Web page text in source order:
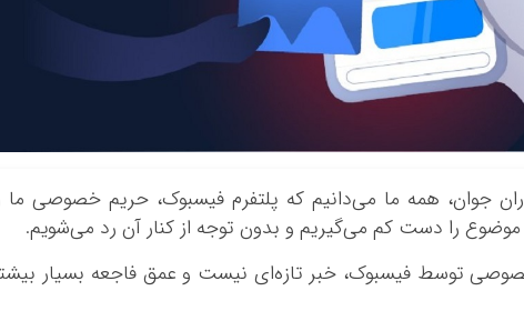
جوان، همه ما می‌دانیم که پلتفرم فیسبوک، حریم خصوصی ما
را دست کم می‌گیریم و بدون توجه از کنار آن رد می‌شویم.
توسط فیسبوک، خبر تازه‌ای نیست و عمق فاجعه بسیار